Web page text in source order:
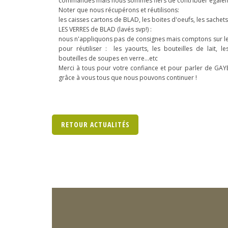
Noter que nous récupérons et réutilisons:
les caisses cartons de BLAD, les boites d'oeufs, les
LES VERRES de BLAD (lavés svp!) :
nous n'appliquons pas de consignes mais comptons sur
pour réutiliser : les yaourts, les bouteilles de lait,
bouteilles de soupes en verre...etc
Merci à tous pour votre confiance et pour parler de
grâce à vous tous que nous pouvons continuer !
RETOUR ACTUALITÉS